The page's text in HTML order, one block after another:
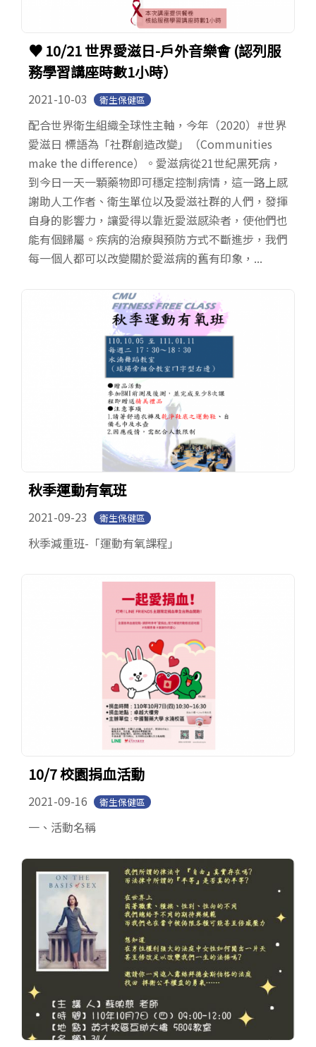
♥ 10/21 世界愛滋日-戶外音樂會 (認列服
務學習講座時數1小時）
2021-10-03 衛生保健區
配合世界衛生組織全球性主軸，今年（2020）#世界
愛滋日 標語為「社群創造改變」（Communities
make the difference）。愛滋病從21世紀黑死病，
到今日一天一顆藥物即可穩定控制病情，這一路上感
謝助人工作者、衛生單位以及愛滋社群的人們，發揮
自身的影響力，讓愛得以靠近愛滋感染者，使他們也
能有個歸屬。疾病的治療與預防方式不斷進步，我們
每一個人都可以改變關於愛滋病的舊有印象，...
秋季運動有氧班
2021-09-23 衛生保健區
秋季減重班-「運動有氧課程」
10/7 校園捐血活動
2021-09-16 衛生保健區
一、活動名稱